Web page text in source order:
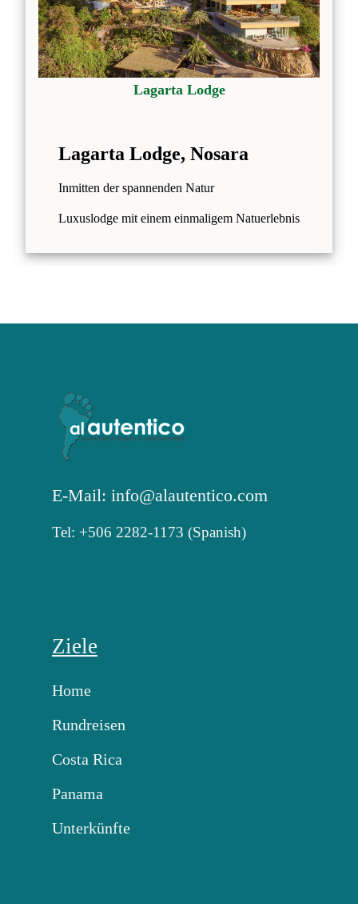
Lagarta Lodge
Lagarta Lodge, Nosara
Inmitten der spannenden Natur
Luxuslodge mit einem einmaligem Natuerlebnis
E-Mail: info@alautentico.com
Tel: +506 2282-1173 (Spanish)
Ziele
Home
Rundreisen
Costa Rica
Panama
Unterkünfte